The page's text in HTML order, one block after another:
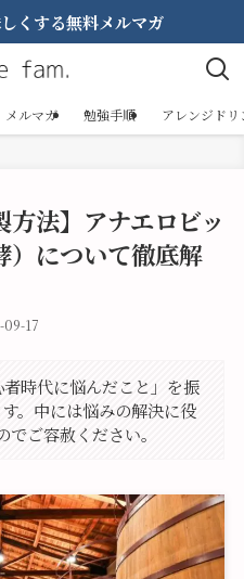
くする無料メルマガ
メルマガ 勉強手順 アレンジドリ
方法】アナエロビッ
）について徹底解
09-17
時代に悩んだこと」を振
。中には悩みの解決に役
ご容赦ください。